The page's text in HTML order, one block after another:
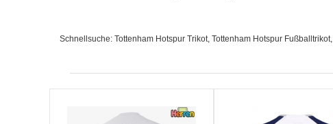
Schnellsuche: Tottenham Hotspur Trikot, Tottenham Hotspur Fußballtrikot,